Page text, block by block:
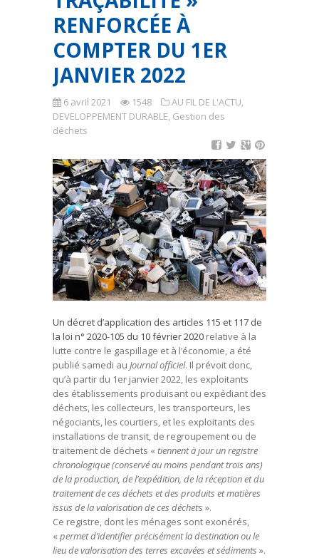
RENFORCÉE À
COMPTER DU 1ER
JANVIER 2022
6 avril 2021 1548 AU FIL DE L'ACTU,
DEVELOPPEMENT DURABLE, Gestion des
déchets
Un décret d’application des articles 115 et 117 de
la loi n° 2020-105 du 10 février 2020 relative à la
lutte contre le gaspillage et à l’économie, a été
publié samedi au Journal officiel. Il prévoit donc,
qu’à partir du 1er janvier 2022, les exploitants
des établissements produisant ou expédiant des
déchets, les collecteurs, les transporteurs, les
négociants, les courtiers, et les exploitants des
installations de transit, de regroupement ou de
traitement de déchets « tiennent à jour un registre
chronologique (conservé au moins pendant trois ans)
de la production, de l’expédition, de la réception et du
traitement de ces déchets et des produits et matières
issus de la valorisation de ces déchets ».
Ce registre, dont les ménages sont exonérés,
« permet d’identifier précisément la destination ou le
lieu de valorisation des terres excavées et sédiments ».